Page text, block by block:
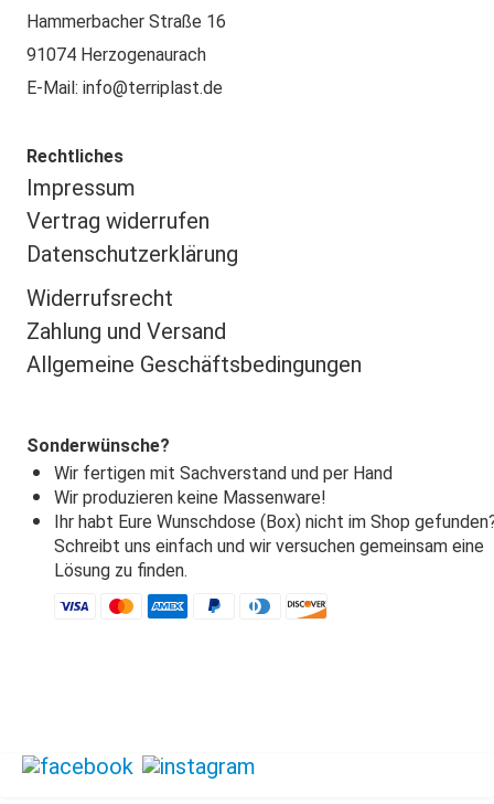
Hammerbacher Straße 16
91074 Herzogenaurach
E-Mail: info@terriplast.de
Rechtliches
Impressum
Vertrag widerrufen
Datenschutzerklärung
Widerrufsrecht
Zahlung und Versand
Allgemeine Geschäftsbedingungen
Sonderwünsche?
Wir fertigen mit Sachverstand und per Hand
Wir produzieren keine Massenware!
Ihr habt Eure Wunschdose (Box) nicht im Shop
Schreibt uns einfach und wir versuchen gemeinsam eine
Lösung zu finden.